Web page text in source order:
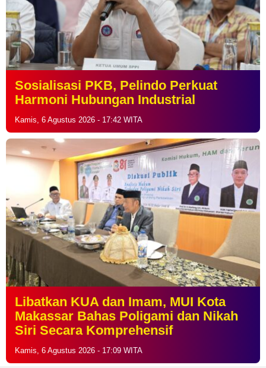
Sosialisasi PKB, Pelindo Perkuat
Harmoni Hubungan Industrial
Kamis, 6 Agustus 2026 - 17:42 WITA
Libatkan KUA dan Imam, MUI Kota
Makassar Bahas Poligami dan Nikah
Siri Secara Komprehensif
Kamis, 6 Agustus 2026 - 17:09 WITA